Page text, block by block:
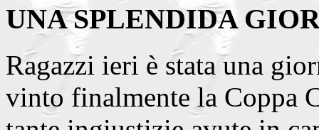
UNA SPLENDIDA
Ragazzi ieri è stata una
vinto finalmente la Coppa